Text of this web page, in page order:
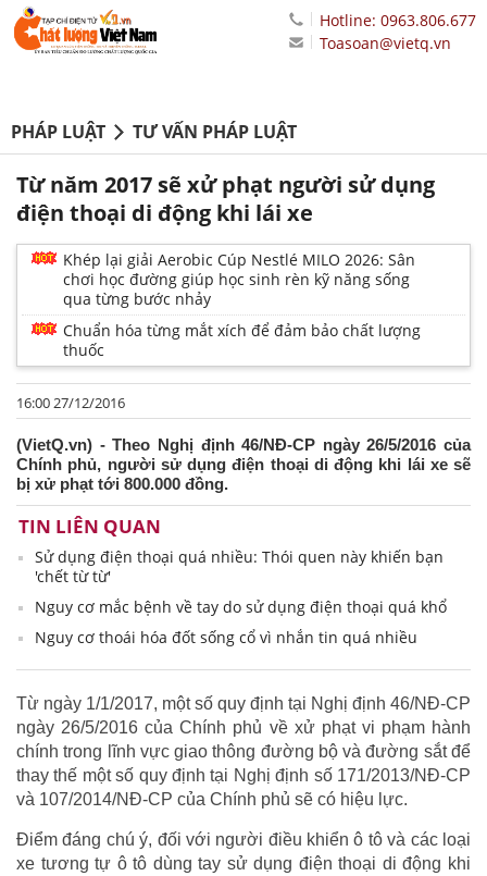
Hotline: 0963.806.677
Toasoan@vietq.vn
PHÁP LUẬT TƯ VẤN PHÁP LUẬT
Từ năm 2017 sẽ xử phạt người sử dụng
điện thoại di động khi lái xe
Khép lại giải Aerobic Cúp Nestlé MILO 2026: Sân
chơi học đường giúp học sinh rèn kỹ năng sống
qua từng bước nhảy
Chuẩn hóa từng mắt xích để đảm bảo chất lượng
thuốc
16:00 27/12/2016
(VietQ.vn) - Theo Nghị định 46/NĐ-CP ngày 26/5/2016 của
Chính phủ, người sử dụng điện thoại di động khi lái xe sẽ
bị xử phạt tới 800.000 đồng.
TIN LIÊN QUAN
Sử dụng điện thoại quá nhiều: Thói quen này khiến bạn
'chết từ từ'
Nguy cơ mắc bệnh về tay do sử dụng điện thoại quá khổ
Nguy cơ thoái hóa đốt sống cổ vì nhắn tin quá nhiều
Từ ngày 1/1/2017, một số quy định tại Nghị định 46/NĐ-CP
ngày 26/5/2016 của Chính phủ về xử phạt vi phạm hành
chính trong lĩnh vực giao thông đường bộ và đường sắt để
thay thế một số quy định tại Nghị định số 171/2013/NĐ-CP
và 107/2014/NĐ-CP của Chính phủ sẽ có hiệu lực.
Điểm đáng chú ý, đối với người điều khiển ô tô và các loại
xe tương tự ô tô dùng tay sử dụng điện thoại di động khi